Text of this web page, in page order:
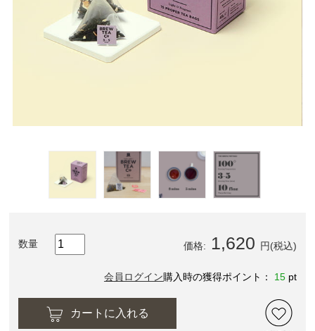
数量 価格: 1,620 円(税込)
会員ログイン購入時の獲得ポイント： 15 pt
カートに入れる